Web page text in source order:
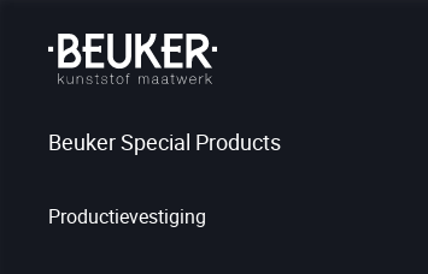
Beuker Special Products
Productievestiging